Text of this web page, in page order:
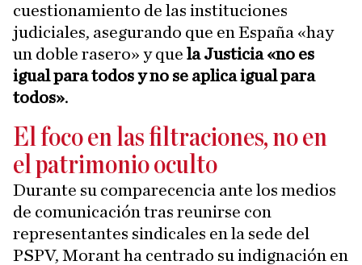
cuestionamiento de las instituciones
judiciales, asegurando que en España «hay
un doble rasero» y que la Justicia «no es
igual para todos y no se aplica igual para
todos».
El foco en las filtraciones, no en
el patrimonio oculto
Durante su comparecencia ante los medios
de comunicación tras reunirse con
representantes sindicales en la sede del
PSPV, Morant ha centrado su indignación en